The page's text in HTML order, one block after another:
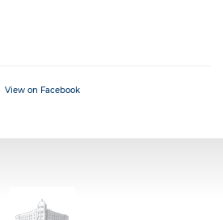
View on Facebook